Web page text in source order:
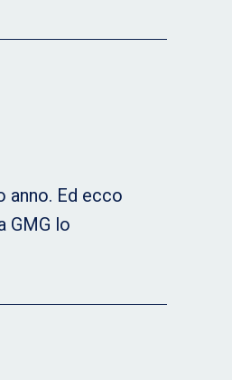
anno. Ed ecco
GMG lo